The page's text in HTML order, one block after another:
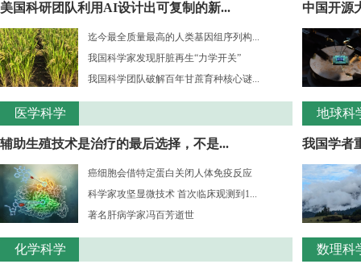
美国科研团队利用AI设计出可复制的新...
迄今最全质量最高的人类基因组序列构...
我国科学家发现肝脏再生“力学开关”
我国科学团队破解百年甘蔗育种核心谜...
医学科学
辅助生殖技术是治疗的最后选择，不是...
癌细胞会借特定蛋白关闭人体免疫反应
科学家攻坚显微技术 首次临床观测到1...
著名肝病学家冯百芳逝世
化学科学
中国开源
地球科
我国学者
数理科